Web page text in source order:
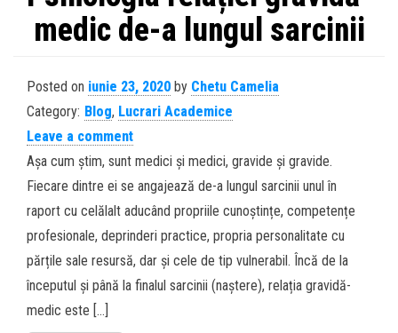
medic de-a lungul sarcinii
Posted on iunie 23, 2020 by Chetu Camelia
Category: Blog, Lucrari Academice
Leave a comment
Așa cum știm, sunt medici și medici, gravide și gravide.
Fiecare dintre ei se angajează de-a lungul sarcinii unul în
raport cu celălalt aducând propriile cunoștințe, competențe
profesionale, deprinderi practice, propria personalitate cu
părțile sale resursă, dar și cele de tip vulnerabil. Încă de la
începutul și până la finalul sarcinii (naștere), relația gravidă-
medic este […]